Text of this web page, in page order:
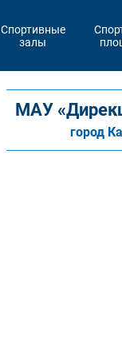
Спортивные
залы
МАУ
город